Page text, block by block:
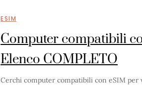
ESIM
Computer compatibili
Elenco COMPLETO
Cerchi computer compatibili con eSIM per